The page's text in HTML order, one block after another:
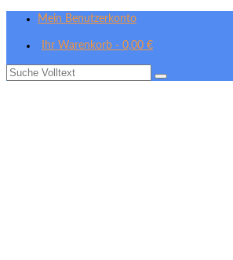
Mein Benutzerkonto
Ihr Warenkorb - 0,00 €
Suche